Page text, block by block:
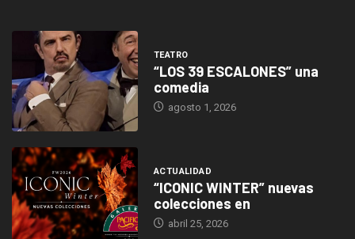
TEATRO
“LOS 39 ESCALONES” una
comedia
agosto 1, 2026
ACTUALIDAD
“ICONIC WINTER” nuevas
colecciones en
abril 25, 2026